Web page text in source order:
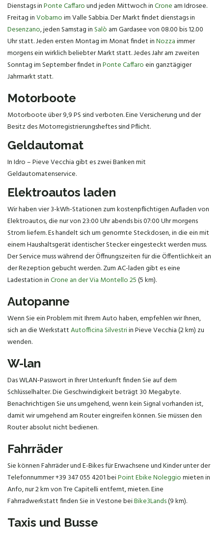
Dienstags inPonte Caffaround jeden Mittwoch inCrone am Idrosee.
Freitag inVobarnoim Valle Sabbia. Der Markt findet dienstags in
Desenzano, jeden Samstag in Salò am Gardasee von 08.00 bis 12.00
Uhr statt. Jeden ersten Montag im Monat findet inNozzaimmer
morgens ein wirklich beliebter Markt statt. Jedes Jahr am zweiten
Sonntag im September findet inPonte Caffaroein ganztägiger
Jahrmarkt statt.
Motorboote
Motorboote über 9,9 PS sind verboten. Eine Versicherung und der
Besitz des Motorregistrierungsheftes sind Pflicht.
Geldautomat
In Idro – Pieve Vecchia gibt es zwei Banken mit
Geldautomatenservice.
Elektroautos laden
Wir haben vier 3-kWh-Stationen zum kostenpflichtigen Aufladen von
Elektroautos, die nur von 23:00 Uhr abends bis 07:00 Uhr morgens
Strom liefern. Es handelt sich um genormte Steckdosen, in die ein mit
einem Haushaltsgerät identischer Stecker eingesteckt werden muss.
Der Service muss während der Öffnungszeiten für die Öffentlichkeit an
der Rezeption gebucht werden. Zum AC-laden gibt es eine
Ladestation inCrone an der Via Montello 25(5 km).
Autopanne
Wenn Sie ein Problem mit Ihrem Auto haben, empfehlen wir Ihnen,
sich an die WerkstattAutofficina Silvestriin Pieve Vecchia (2 km) zu
wenden.
W-lan
Das WLAN-Passwort in Ihrer Unterkunft finden Sie auf dem
Schlüsselhalter. Die Geschwindigkeit beträgt 30 Megabyte.
Benachrichtigen Sie uns umgehend, wenn kein Signal vorhanden ist,
damit wir umgehend am Router eingreifen können. Sie müssen den
Router absolut nicht bedienen.
Fahrräder
Sie können Fahrräder und E-Bikes für Erwachsene und Kinder unter der
Telefonnummer +39 347 055 4201 beiPoint Ebike Noleggiomieten in
Anfo, nur 2 km von Tre Capitelli entfernt, mieten. Eine
Fahrradwerkstatt finden Sie in Vestone beiBike3Lands(9 km).
Taxis und Busse